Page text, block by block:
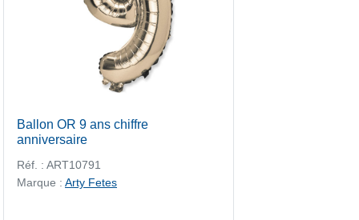
Ballon OR 9 ans chiffre
anniversaire
Réf. : ART10791
Marque : Arty Fetes